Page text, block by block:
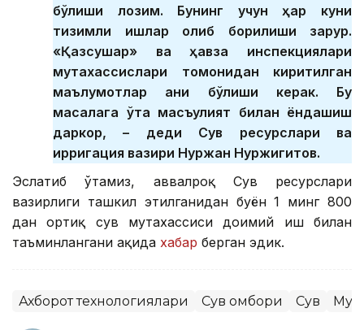
бўлиши лозим. Бунинг учун ҳар куни
тизимли ишлар олиб борилиши зарур.
«Қазсушар» ва ҳавза инспекциялари
мутахассислари томонидан киритилган
маълумотлар аниқ бўлиши керак. Бу
масалага ўта масъулият билан ёндашиш
даркор, – деди Сув ресурслари ва
ирригация вазири Нуржан Нуржигитов.
Эслатиб ўтамиз, аввалроқ Сув ресурслари
вазирлиги ташкил этилганидан буён 1 минг 800
дан ортиқ сув мутахассиси доимий иш билан
таъминлангани ҳақида хабар берган эдик.
Ахборот технологиялари Сув омбори Сув